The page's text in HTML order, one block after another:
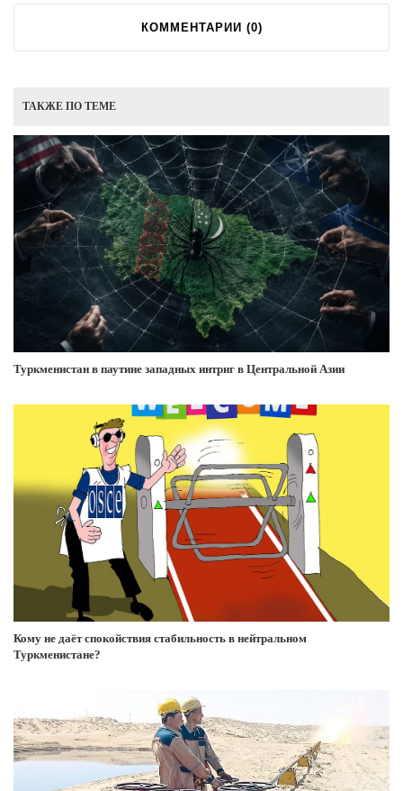
КОММЕНТАРИИ (0)
ТАКЖЕ ПО ТЕМЕ
Туркменистан в паутине западных интриг в Центральной Азии
Кому не даёт спокойствия стабильность в нейтральном
Туркменистане?